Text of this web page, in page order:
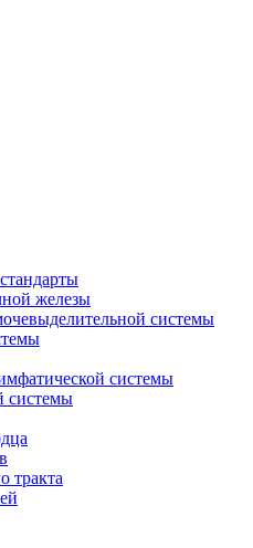
железы
системы
системы
системы
тракта